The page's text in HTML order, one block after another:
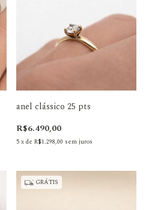
anel clássico 25 pts
R$6.490,00
5xde R$1.298,00 sem juros
GRÁTIS